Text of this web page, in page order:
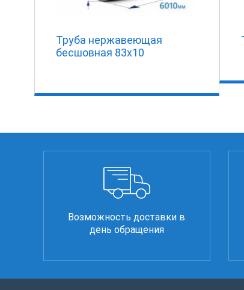
Труба нержавеющая
бесшовная 83х10
Возможность доставки в
день обращения